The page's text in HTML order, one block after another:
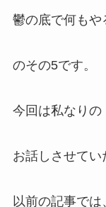
鬱の底で何もや
のその5です。
今回は私なりの
お話しさせてい
以前の記事では